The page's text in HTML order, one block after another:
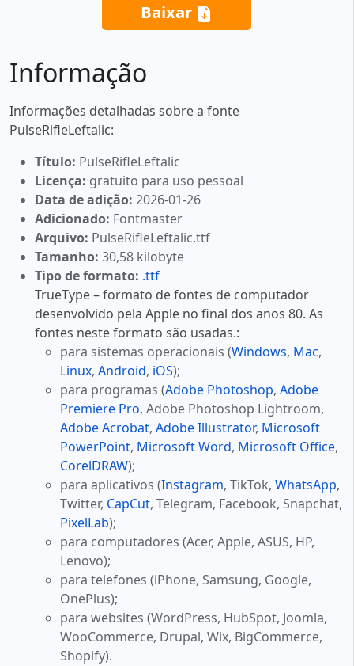
Baixar
Informação
Informações detalhadas sobre a fonte
PulseRifleLeftalic:
Título: PulseRifleLeftalic
Licença: gratuito para uso pessoal
Data de adição: 2026-01-26
Adicionado: Fontmaster
Arquivo: PulseRifleLeftalic.ttf
Tamanho: 30,58 kilobyte
Tipo de formato: .ttf
TrueType – formato de fontes de computador
desenvolvido pela Apple no final dos anos 80. As
fontes neste formato são usadas.:
para sistemas operacionais (Windows, Mac,
Linux, Android, iOS);
para programas (Adobe Photoshop, Adobe
Premiere Pro, Adobe Photoshop Lightroom,
Adobe Acrobat, Adobe Illustrator, Microsoft
PowerPoint, Microsoft Word, Microsoft Office,
CorelDRAW);
para aplicativos (Instagram, TikTok, WhatsApp,
Twitter, CapCut, Telegram, Facebook, Snapchat,
PixelLab);
para computadores (Acer, Apple, ASUS, HP,
Lenovo);
para telefones (iPhone, Samsung, Google,
OnePlus);
para websites (WordPress, HubSpot, Joomla,
WooCommerce, Drupal, Wix, BigCommerce,
Shopify).